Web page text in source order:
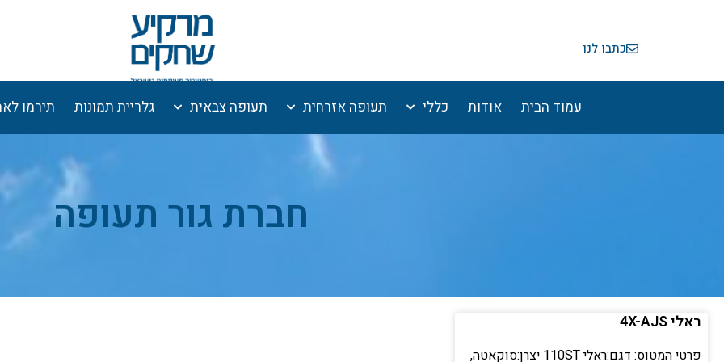
כתבו לנו
עמוד הבית אודות כללי תעופה אזרחית תעופה צבאית גלריית תמונות תירמו
חברת גור תעופה
ראלי 4X-AJS
פרטי המטוס: דגם:ראלי 110ST יצרן:סוקאטה,